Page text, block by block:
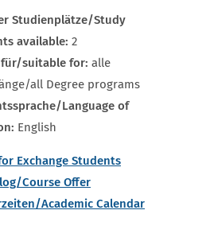
Studienplätze/Study
available: 2
suitable for: alle
all Degree programs
Language of
English
Exchange Students
Course Offer
Academic Calendar